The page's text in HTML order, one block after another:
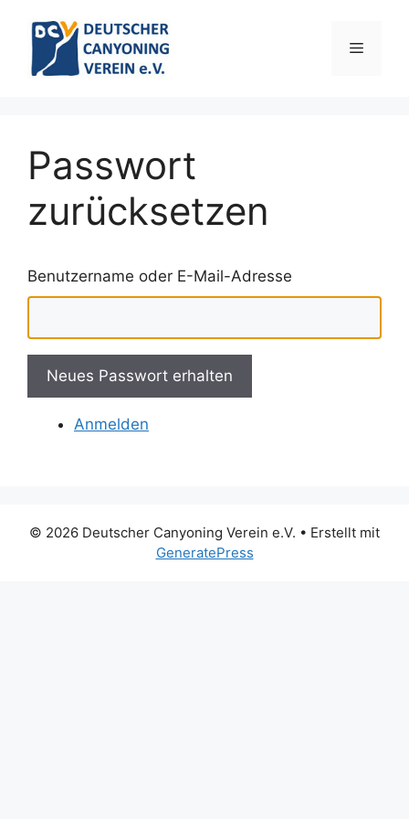
Inhalt
springen
Menü
Passwort
zurücksetzen
Benutzername oder E-Mail-Adresse
Neues Passwort erhalten
Anmelden
© 2026 Deutscher Canyoning Verein e.V. • Erstellt mit
GeneratePress